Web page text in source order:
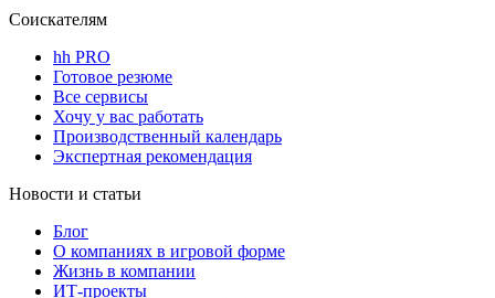
Соискателям
hh PRO
Готовое резюме
Все сервисы
Хочу у вас работать
Производственный календарь
Экспертная рекомендация
Новости и статьи
Блог
О компаниях в игровой форме
Жизнь в компании
ИТ-проекты